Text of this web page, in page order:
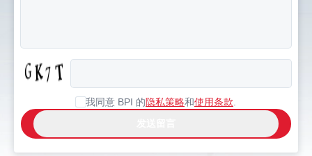
我同意 BPI 的隐私策略和使用条款